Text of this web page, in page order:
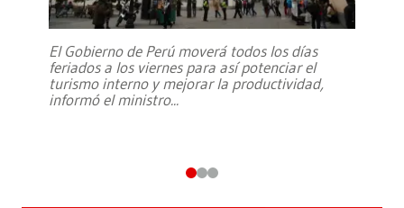
El Gobierno de Perú moverá todos los días
feriados a los viernes para así potenciar el
turismo interno y mejorar la productividad,
informó el ministro...